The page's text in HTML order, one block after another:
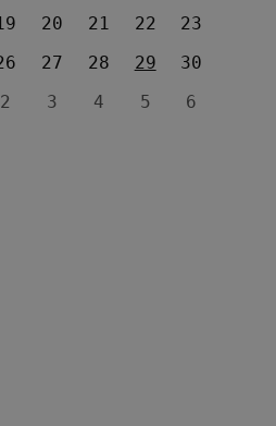
20 21 22
23
27 28 29
30
2 3 4 5 6